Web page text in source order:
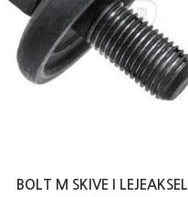
BOLT M SKIVE I LEJEAKSEL